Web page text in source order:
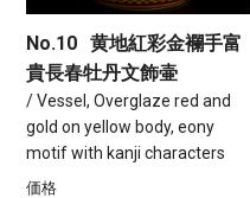
No.10 黄地紅彩金襴手富
貴長春牡丹文飾壷
/ Vessel, Overglaze red and
gold on yellow body, eony
motif with kanji characters
価格